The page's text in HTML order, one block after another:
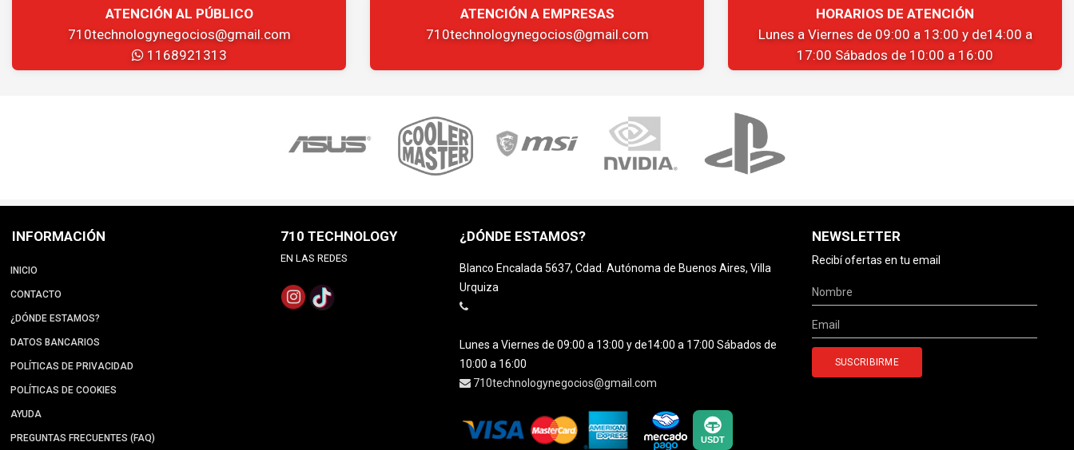
ATENCIÓN AL PÚBLICO
710technologynegocios@gmail.com
1168921313
ATENCIÓN A EMPRESAS
710technologynegocios@gmail.com
HORARIOS DE ATENCIÓN
Lunes a Viernes de 09:00 a 13:00 y de14:00 a
17:00 Sábados de 10:00 a 16:00
INFORMACIÓN
INICIO
CONTACTO
¿DÓNDE ESTAMOS?
DATOS BANCARIOS
POLÍTICAS DE PRIVACIDAD
POLÍTICAS DE COOKIES
AYUDA
PREGUNTAS FRECUENTES (FAQ)
710 TECHNOLOGY
EN LAS REDES
¿DÓNDE ESTAMOS?
Blanco Encalada 5637, Cdad. Autónoma de Buenos Aires, Villa
Urquiza
Lunes a Viernes de 09:00 a 13:00 y de14:00 a 17:00 Sábados de
10:00 a 16:00
710technologynegocios@gmail.com
NEWSLETTER
Recibí ofertas en tu email